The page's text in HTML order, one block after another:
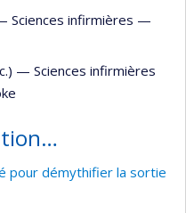
Sciences infirmières —
— Sciences infirmières
pour démythifier la sortie